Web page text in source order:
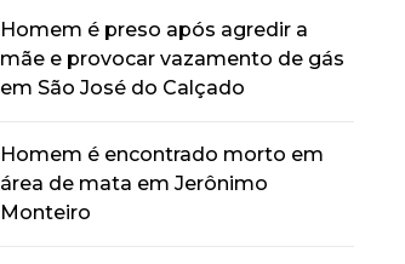
Homem é preso após agredir a
mãe e provocar vazamento de gás
em São José do Calçado
Homem é encontrado morto em
área de mata em Jerônimo
Monteiro